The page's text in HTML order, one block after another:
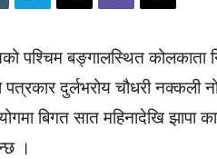
पश्चिम बङ्गालस्थित कोलकाता
पत्रकार दुर्लभरोय चौधरी नक्कली
बिगत सात महिनादेखि झापा
।